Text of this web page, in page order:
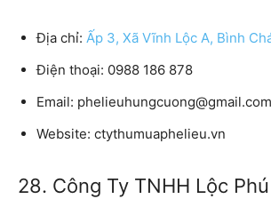
Địa chỉ: Ấp 3, Xã Vĩnh Lộc A, Bình
Điện thoại: 0988 186 878
Email: phelieuhungcuong@gmail.com
Website: ctythumuaphelieu.vn
28. Công Ty TNHH Lộc